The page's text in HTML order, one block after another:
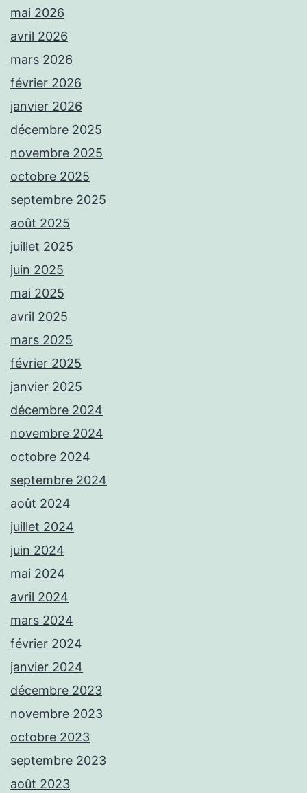
mai 2026
avril 2026
mars 2026
février 2026
janvier 2026
décembre 2025
novembre 2025
octobre 2025
septembre 2025
août 2025
juillet 2025
juin 2025
mai 2025
avril 2025
mars 2025
février 2025
janvier 2025
décembre 2024
novembre 2024
octobre 2024
septembre 2024
août 2024
juillet 2024
juin 2024
mai 2024
avril 2024
mars 2024
février 2024
janvier 2024
décembre 2023
novembre 2023
octobre 2023
septembre 2023
août 2023